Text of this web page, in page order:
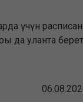
үчүн
да уланта